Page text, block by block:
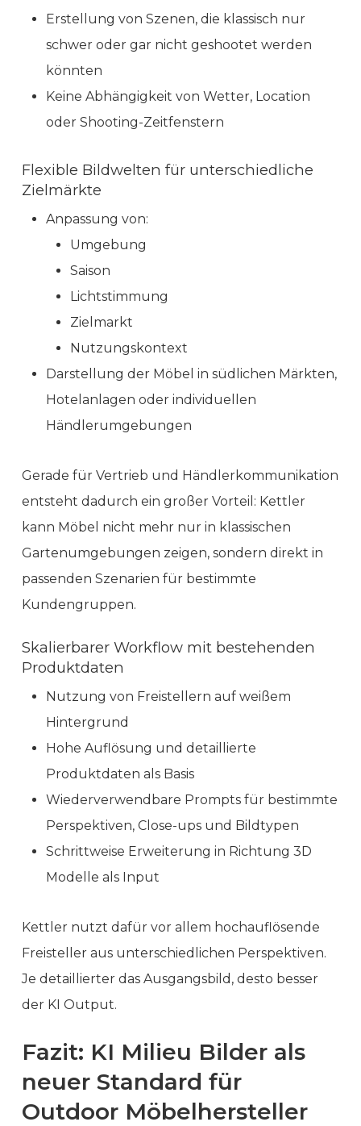
Erstellung von Szenen, die klassisch nur
schwer oder gar nicht geshootet werden
könnten
Keine Abhängigkeit von Wetter, Location
oder Shooting-Zeitfenstern
Flexible Bildwelten für unterschiedliche
Zielmärkte
Anpassung von:
Umgebung
Saison
Lichtstimmung
Zielmarkt
Nutzungskontext
Darstellung der Möbel in südlichen Märkten,
Hotelanlagen oder individuellen
Händlerumgebungen
Gerade für Vertrieb und Händlerkommunikation
entsteht dadurch ein großer Vorteil: Kettler
kann Möbel nicht mehr nur in klassischen
Gartenumgebungen zeigen, sondern direkt in
passenden Szenarien für bestimmte
Kundengruppen.
Skalierbarer Workflow mit bestehenden
Produktdaten
Nutzung von Freistellern auf weißem
Hintergrund
Hohe Auflösung und detaillierte
Produktdaten als Basis
Wiederverwendbare Prompts für bestimmte
Perspektiven, Close-ups und Bildtypen
Schrittweise Erweiterung in Richtung 3D
Modelle als Input
Kettler nutzt dafür vor allem hochauflösende
Freisteller aus unterschiedlichen Perspektiven.
Je detaillierter das Ausgangsbild, desto besser
der KI Output.
Fazit: KI Milieu Bilder als
neuer Standard für
Outdoor Möbelhersteller